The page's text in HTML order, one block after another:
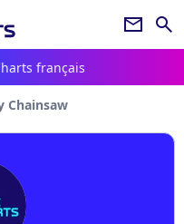
newsletter search
français
Chainsaw